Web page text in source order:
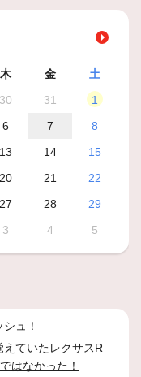
木 金
土
30 31
1
6 7
8
13 14
15
20 21
22
27 28
29
3 4 5
ュ！
えていたレクサスR
はなかった！